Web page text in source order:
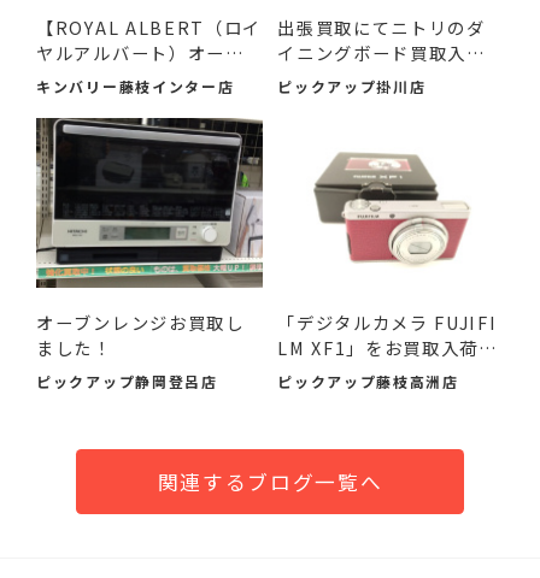
【ROYAL ALBERT（ロイ
ヤルアルバート）オール
ドカ...
キンバリー藤枝インター店
出張買取にてニトリのダ
イニングボード買取入荷
し...
ピックアップ掛川店
オーブンレンジお買取し
ました！
ピックアップ静岡登呂店
「デジタルカメラ FUJIFI
LM XF1」をお買取入荷し
ま...
ピックアップ藤枝高洲店
関連するブログ一覧へ